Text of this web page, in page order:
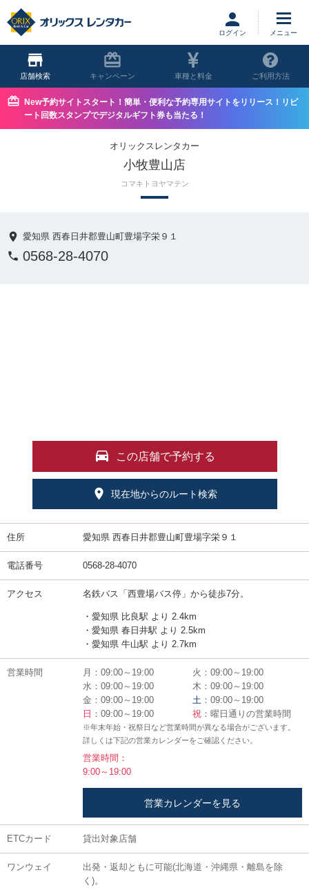
ログイン
店舗 キャンペーン 車種と料金 ご利用方法
New予約サイトスタート！簡単・便利な予約専用サイトをリリース！リピ
ート回数スタンプでデジタルギフト券も当たる！
オリックスレンタカー
小牧豊山店
コマキトヨヤマテン
愛知県 西春日井郡豊山町豊場字栄９１
0568-28-4070
この店舗で予約する
現在地からのルート検索
住所 愛知県 西春日井郡豊山町豊場字栄９１
電話番号 0568-28-4070
アクセス 名鉄バス「西豊場バス停」から徒歩7分。
・愛知県 比良駅 より 2.4km
・愛知県 春日井駅 より 2.5km
・愛知県 牛山駅 より 2.7km
営業時間 月：09:00～19:00
火：09:00～19:00
水：09:00～19:00
木：09:00～19:00
金：09:00～19:00
土 ：09:00～19:00
日 ：09:00～19:00 祝 ：曜日通りの営業時間
※年末年始・祝祭日など営業時間が異なる場合がございます。
詳しくは下記の営業カレンダーをご確認ください。
営業時間：
9:00～19:00
営業カレンダーを見る
ETCカード 貸出対象店舗
ワンウェイ
出発・返却ともに可能(北海道・沖縄県・離島を除
く)。